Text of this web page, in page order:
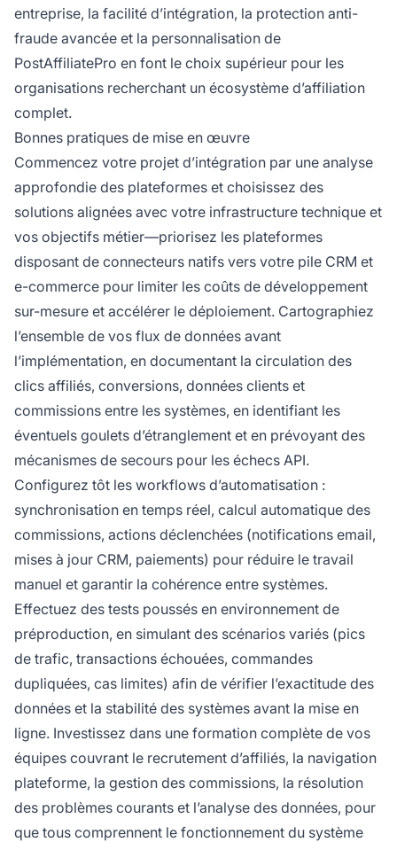
entreprise, la facilité d’intégration, la protection anti-
fraude avancée et la personnalisation de
PostAffiliatePro en font le choix supérieur pour les
organisations recherchant un écosystème d’affiliation
complet.
Bonnes pratiques de mise en œuvre
Commencez votre projet d’intégration par une analyse
approfondie des plateformes et choisissez des
solutions alignées avec votre infrastructure technique et
vos objectifs métier—priorisez les plateformes
disposant de connecteurs natifs vers votre pile CRM et
e-commerce pour limiter les coûts de développement
sur-mesure et accélérer le déploiement. Cartographiez
l’ensemble de vos flux de données avant
l’implémentation, en documentant la circulation des
clics affiliés, conversions, données clients et
commissions entre les systèmes, en identifiant les
éventuels goulets d’étranglement et en prévoyant des
mécanismes de secours pour les échecs API.
Configurez tôt les workflows d’automatisation :
synchronisation en temps réel, calcul automatique des
commissions, actions déclenchées (notifications email,
mises à jour CRM, paiements) pour réduire le travail
manuel et garantir la cohérence entre systèmes.
Effectuez des tests poussés en environnement de
préproduction, en simulant des scénarios variés (pics
de trafic, transactions échouées, commandes
dupliquées, cas limites) afin de vérifier l’exactitude des
données et la stabilité des systèmes avant la mise en
ligne. Investissez dans une formation complète de vos
équipes couvrant le recrutement d’affiliés, la navigation
plateforme, la gestion des commissions, la résolution
des problèmes courants et l’analyse des données, pour
que tous comprennent le fonctionnement du système